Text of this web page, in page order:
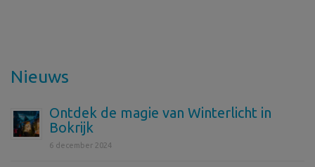
Nieuws
Ontdek de magie van Winterlicht in
Bokrijk
6 december 2024